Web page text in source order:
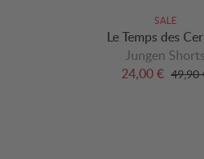
SALE
Le Temps des
Jungen Shorts
24,00 € 49,90